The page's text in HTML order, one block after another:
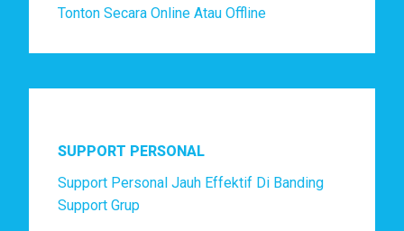
Tonton Secara Online Atau Offline
SUPPORT PERSONAL
Support Personal Jauh Effektif Di Banding
Support Grup